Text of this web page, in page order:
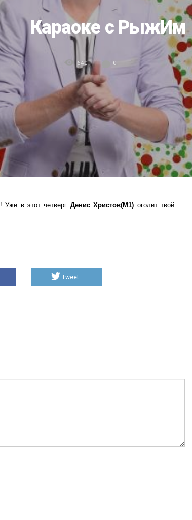
Караоке с РыжИм
640 0
! Уже в этот четверг Денис Христов(М1) оголит твой
Tweet